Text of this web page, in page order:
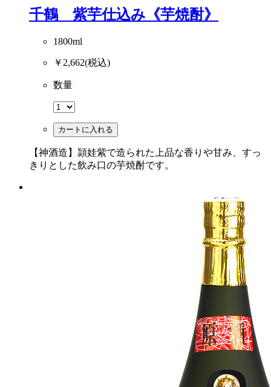
千鶴 紫芋仕込み《芋焼酎》
1800ml
￥2,662(税込)
数量
カートに入れる
【神酒造】頴娃紫で造られた上品な香りや甘み、すっ
きりとした飲み口の芋焼酎です。